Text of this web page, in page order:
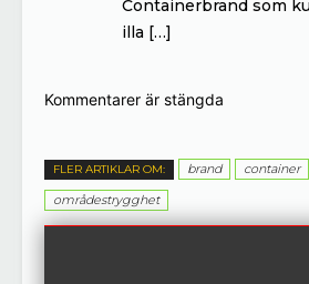
Containerbrand som
illa […]
Kommentarer är stängda
FLER ARTIKLAR OM: brand container
områdestrygghet